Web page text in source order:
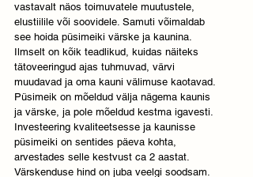
vastavalt näos toimuvatele muutustele,
elustiilile või soovidele. Samuti võimaldab
see hoida püsimeiki värske ja kaunina.
Ilmselt on kõik teadlikud, kuidas näiteks
tätoveeringud ajas tuhmuvad, värvi
muudavad ja oma kauni välimuse kaotavad.
Püsimeik on mõeldud välja nägema kaunis
ja värske, ja pole mõeldud kestma igavesti.
Investeering kvaliteetsesse ja kaunisse
püsimeiki on sentides päeva kohta,
arvestades selle kestvust ca 2 aastat.
Värskenduse hind on juba veelgi soodsam.